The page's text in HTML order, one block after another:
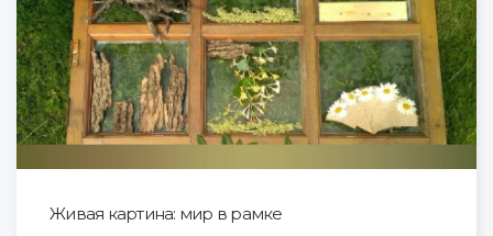
Живая картина: мир в рамке